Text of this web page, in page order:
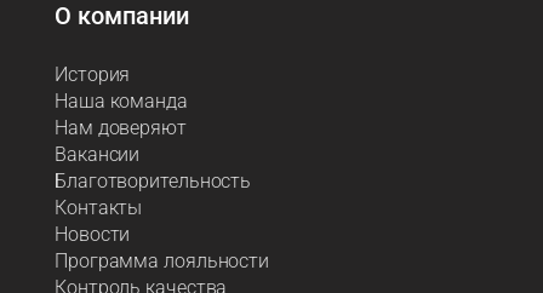
О компании
История
Наша команда
Нам доверяют
Вакансии
Благотворительность
Контакты
Новости
Программа лояльности
Контроль качества